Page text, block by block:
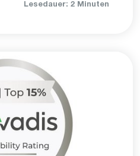
Lesedauer: 2 Minuten